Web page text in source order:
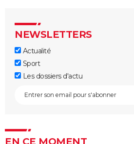
NEWSLETTERS
Actualité
Sport
Les dossiers d'actu
EN CE MOMENT